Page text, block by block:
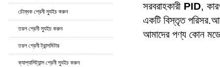
চৌম্বক শ্রেনী স্যুইচ করুন
তরল শ্রেনী স্যুইচ করুন
তরল শ্রেনী ট্রান্সমিটার
ক্যাপ্যাসিট্যান্স শ্রেনী স্যুইচ করুন
সরবরাহকারী PID,
একটি বিস্তৃত
আমাদের পণ্য কোন